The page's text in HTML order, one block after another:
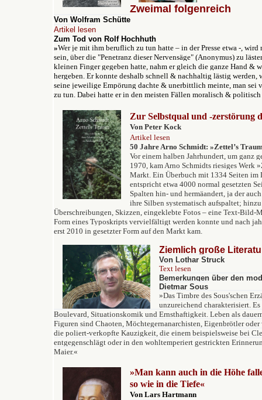
Zweimal folgenreich
Von Wolfram Schütte
Artikel lesen
Zum Tod von Rolf Hochhuth
»Wer je mit ihm beruflich zu tun hatte – in der Presse etwa -,
sein, über die "Penetranz dieser Nervensäge" (Anonymus) zu
kleinen Finger gegeben hatte, nahm er gleich die ganze Hand &
hergeben. Er konnte deshalb schnell & nachhaltig lästig
seine jeweilige Empörung dachte & unerbittlich meinte, man sei
zu tun. Dabei hatte er in den meisten Fällen moralisch & politisch
Zur Selbstqual und -zerstörung
Von Peter Kock
Artikel lesen
50 Jahre Arno Schmidt: »Zettel’s
Vor einem halben Jahrhundert, um ganz
1970, kam Arno Schmidts riesiges Werk
Markt. Ein Überbuch mit 1334 Seiten im
entspricht etwa 4000 normal gesetzten
Spalten hin- und hermäandert, ja der
ihre Silben systematisch aufspaltet;
Überschreibungen, Skizzen, eingeklebte Fotos – eine Text-Bild-
Form eines Typoskripts vervielfältigt werden konnte und nach
erst 2010 in gesetzter Form auf den Markt kam.
Ziemlich große
Von Lothar Struck
Text lesen
Bemerkungen über den
Dietmar Sous
»Das Timbre des Sous'schen
unzureichend charakterisiert.
Boulevard, Situationskomik und Ernsthaftigkeit. Leben als
Figuren sind Chaoten, Möchtegernanarchisten, Eigenbrötler oder
die poliert-verkopfte Kauzigkeit, die einem beispielsweise bei
entgegenschlägt oder in den wohltemperiert gestrickten
Maier.«
»Man kann auch in die Höhe
so wie in die Tiefe«
Von Lars Hartmann